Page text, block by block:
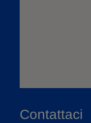
Contattaci